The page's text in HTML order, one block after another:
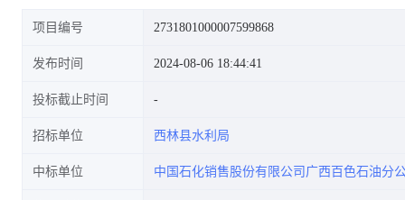
项目编号 2731801000007599868
发布时间 2024-08-06 18:44:41
投标截止时间
招标单位 西林县水利局
中标单位 中国石化销售股份有限公司广西百色石油分